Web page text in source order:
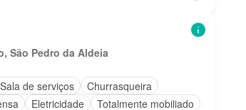
São Pedro da Aldeia
Sala de serviços
Churrasqueira
Eletricidade Totalmente mobiliado